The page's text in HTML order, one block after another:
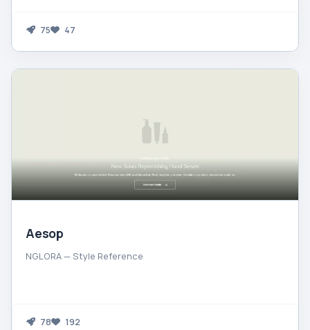
75 47
Aesop
NGLORA — Style Reference
78 192